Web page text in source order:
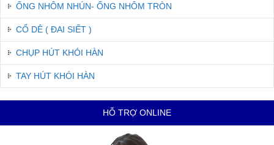
ỐNG NHÔM NHÚN- ỐNG NHÔM TRÒN
CỔ DÊ ( ĐAI SIẾT )
CHỤP HÚT KHÓI HÀN
TAY HÚT KHÓI HÀN
HỖ TRỢ ONLINE